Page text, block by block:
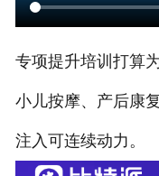
专项提升培训打算
小儿按摩、产后康
注入可连续动力。